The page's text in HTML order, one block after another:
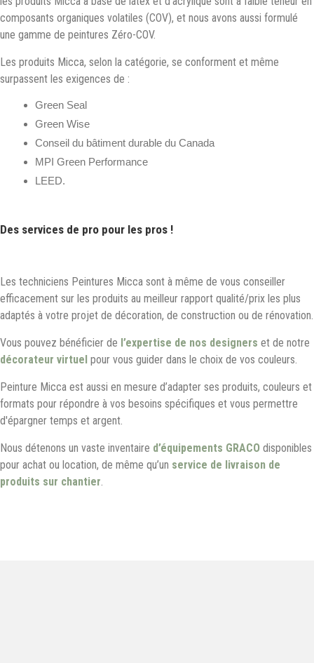
composants organiques volatiles (COV), et nous avons aussi formulé
une gamme de peintures Zéro-COV.
Les produits Micca, selon la catégorie, se conforment et même
surpassent les exigences de :
Green Seal
Green Wise
Conseil du bâtiment durable du Canada
MPI Green Performance
LEED.
Des services de pro pour les pros !
Les techniciens Peintures Micca sont à même de vous conseiller
efficacement sur les produits au meilleur rapport qualité/prix les plus
adaptés à votre projet de décoration, de construction ou de rénovation.
Vous pouvez bénéficier de l’expertise de nos designers et de notre
décorateur virtuel pour vous guider dans le choix de vos couleurs.
Peinture Micca est aussi en mesure d’adapter ses produits, couleurs et
formats pour répondre à vos besoins spécifiques et vous permettre
d'épargner temps et argent.
Nous détenons un vaste inventaire d’équipements GRACO disponibles
pour achat ou location, de même qu’un service de livraison de
produits sur chantier